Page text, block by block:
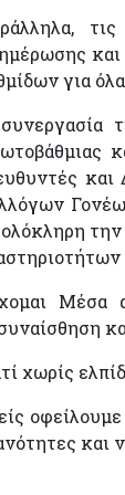
για
την
Μέσα
χωρίς
και